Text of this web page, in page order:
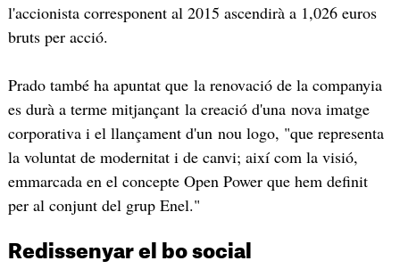
l'accionista corresponent al 2015 ascendirà a 1,026 euros
bruts per acció.
Prado també ha apuntat que la renovació de la companyia
es durà a terme mitjançant la creació d'una nova imatge
corporativa i el llançament d'un nou logo, "que representa
la voluntat de modernitat i de canvi; així com la visió,
emmarcada en el concepte Open Power que hem definit
per al conjunt del grup Enel."
Redissenyar el bo social